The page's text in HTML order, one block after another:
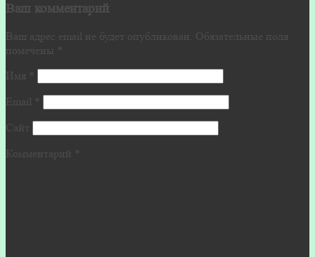
Ваш комментарий
Ваш адрес email не будет опубликован. Обязательные поля
помечены
Имя
Email
Сайт
Комментарий